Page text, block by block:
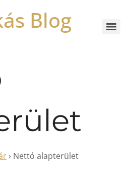
Blog
› Nettó alapterület